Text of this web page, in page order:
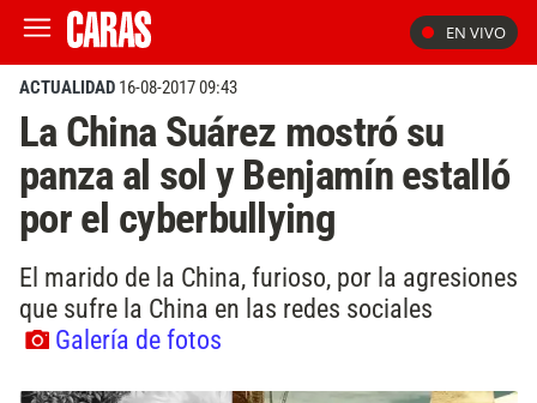
EN VIVO
ACTUALIDAD 16-08-2017 09:43
La China Suárez mostró su
panza al sol y Benjamín estalló
por el cyberbullying
El marido de la China, furioso, por la agresiones
que sufre la China en las redes sociales
Galería de fotos